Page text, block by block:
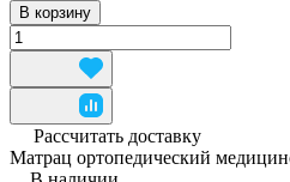
В корзину
Рассчитать доставку
Матрац ортопедический